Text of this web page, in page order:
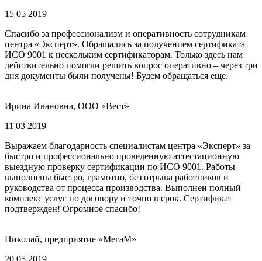
15 05 2019
Спасибо за профессионализм и оперативность сотрудникам
центра «Эксперт». Обращались за получением сертификата
ИСО 9001 к нескольким сертификаторам. Только здесь нам
действительно помогли решить вопрос оперативно – через три
дня документы были получены! Будем обращаться еще.
Ирина Ивановна, ООО «Вест»
11 03 2019
Выражаем благодарность специалистам центра «Эксперт» за
быстро и профессионально проведенную аттестационную
выездную проверку сертификации по ИСО 9001. Работы
выполнены быстро, грамотно, без отрыва работников и
руководства от процесса производства. Выполнен полный
комплекс услуг по договору и точно в срок. Сертификат
подтвержден! Огромное спасибо!
Николай, предприятие «МегаМ»